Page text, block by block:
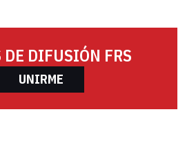
DE DIFUSIÓN FRS
UNIRME